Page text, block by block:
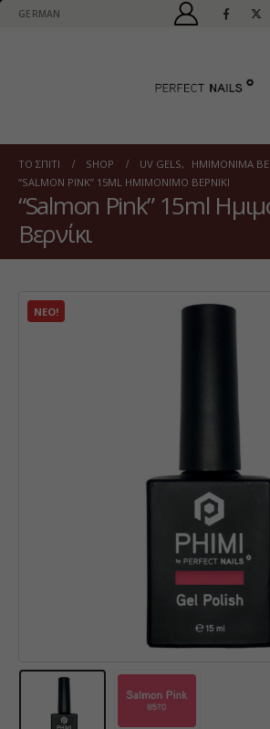
GERMAN
ΤΟ ΣΠΊΤΙ SHOP UV GELS,
ΗΜΙΜΌΝΙΜΑ
“SALMON PINK” 15ML ΗΜΙΜΌΝΙΜΟ ΒΕΡΝΊΚΙ
“Salmon Pink” 15ml
Βερνίκι
ΝΈΟ!